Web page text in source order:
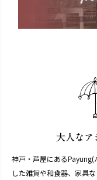
神戸・芦屋にある
した雑貨や和食器、家具